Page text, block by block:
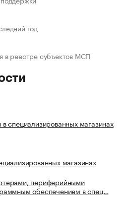
год
в реестре субъектов МСП
специализированных магазинах
магазинах
периферийными
обеспечением в спец…